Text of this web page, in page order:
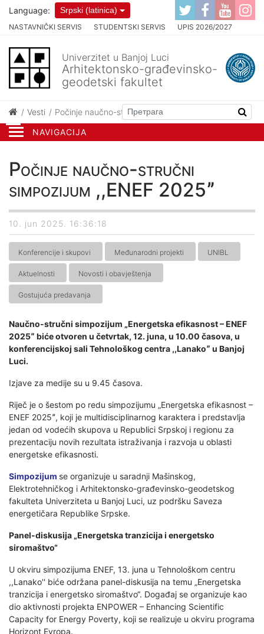
NAVIGACIJA
NASTAVNIČKI SERVIS STUDENTSKI SERVIS UPIS 2026/2027
Language: Srpski (latinica)
Univerzitet u Banjoj Luci
Arhitektonsko-građevinsko-
geodetski fakultet
Vesti Počinje naučno-stručni simpozijum ,,ENEF 2025ˮ
Počinje naučno-stručni
simpozijum ,,ENEF 2025ˮ
10. jun 2025. 16:36:18
Konferencije i skupovi Međunarodni projekti UNIBL
Aktuelnosti Novosti i obavještenja
Gostujuća predavanja
Naučno-stručni simpozijum „Energetska efikasnost – ENEF
2025ˮ biće otvoren u četvrtak, 12. juna, u 10.00 časova, u
konferencijskoj sali Tehnološkog centra ,,Lanakoˮ u Banjoj
Luci.
Izjave za medije su u 9.45 časova.
Riječ je o šestom po redu simpozijumu „Energetska efikasnost –
ENEF 2025ˮ, koji je multidisciplinarnog karaktera i predstavlja
jedan od vodećih skupova u Republici Srpskoj i regionu za
prezentaciju novih rezultata istraživanja i razvoja u oblasti
energetske efikasnosti.
Simpozijum se organizuje u saradnji Mašinskog,
Elektrotehničkog i Arhitektonsko-građevinsko-geodetskog
fakulteta Univerziteta u Banjoj Luci, uz podršku Saveza
energetičara Republike Srpske.
Panel-diskusija „Energetska tranzicija i energetsko
siromaštvo“
U okviru simpozijuma ENEF, 13. juna u Tehnološkom centru
,,Lanako'' biće održana panel-diskusija na temu „Energetska
tranzicija i energetsko siromaštvo“. Događaj se organizuje kao
dio aktivnosti projekta ENPOWER – Enhancing Scientific
Capacity for Energy Poverty, koji se realizuje u okviru programa
Horizont Evropa.